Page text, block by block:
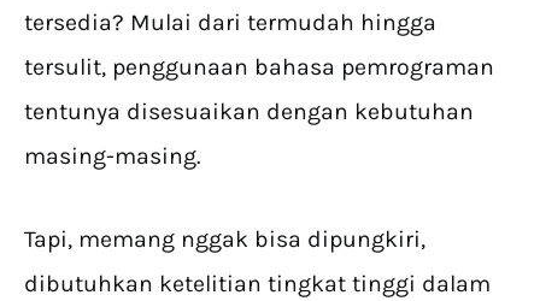
tersedia? Mulai dari termudah hingga
tersulit, penggunaan bahasa pemrograman
tentunya disesuaikan dengan kebutuhan
masing-masing.
Tapi, memang nggak bisa dipungkiri,
dibutuhkan ketelitian tingkat tinggi dalam